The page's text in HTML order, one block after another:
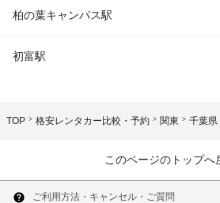
柏の葉キャンパス駅
初富駅
TOP 格安レンタカー比較・予約 関東 千葉県
このページのトップへ